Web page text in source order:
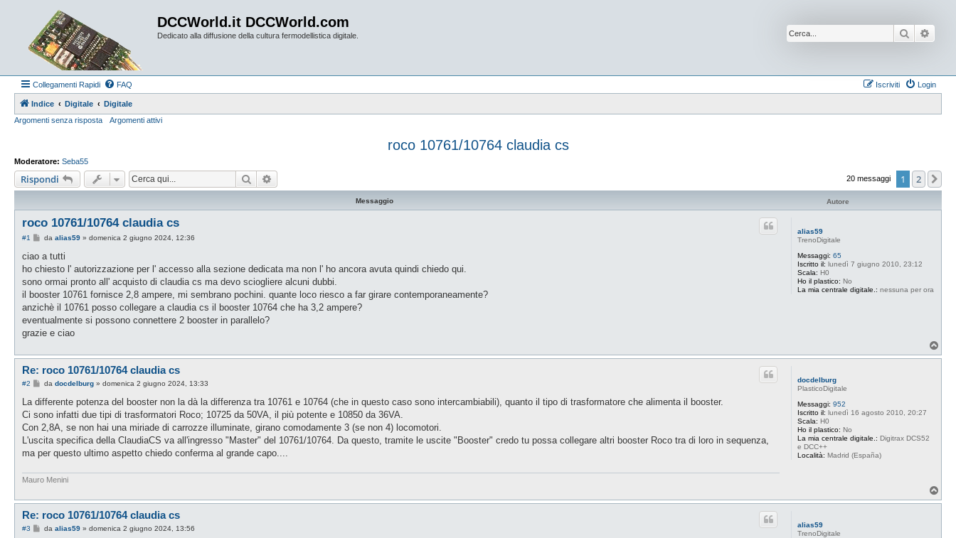
DCCWorld.it DCCWorld.com
Dedicato alla diffusione della cultura fermodellistica digitale. Cerca
Collegamenti Rapidi FAQ Login
Iscriviti
Indice Digitale
Digitale
Argomenti senza risposta
Argomenti attivi
roco 10761/10764 claudia cs
Moderatore: Seba55
Rispondi Cerca 20 messaggi 1 2
Messaggio Autore
alias59
TrenoDigitale
Messaggi: 65
Iscritto il: lunedì 7 giugno 2010, 23:12
Scala: H0
Ho il plastico: No
La mia centrale digitale.: nessuna per ora
roco 10761/10764 claudia cs
#1
M
s
a
g
i
o
da alias59» domenica 2 giugno 2024, 12:36
ciao a tutti
ho chiesto l' autorizzazione per l' accesso alla sezione dedicata ma non l' ho ancora avuta quindi chiedo qui.
sono ormai pronto all' acquisto di claudia cs ma devo sciogliere alcuni dubbi.
il booster 10761 fornisce 2,8 ampere, mi sembrano pochini. quante loco riesco a far girare contemporaneamente?
anzichè il 10761 posso collegare a claudia cs il booster 10764 che ha 3,2 ampere?
eventualmente si possono connettere 2 booster in parallelo?
grazie e ciao
o
docdelburg
PlasticoDigitale
Messaggi: 952
Iscritto il: lunedì 16 agosto 2010, 20:27
Scala: H0
Ho il plastico: No
La mia centrale digitale.: Digitrax DCS52
e DCC++
Località: Madrid (España)
Re: roco 10761/10764 claudia cs
#2
M
s
a
g
i
o
da docdelburg» domenica 2 giugno 2024, 13:33
La differente potenza del booster non la dà la differenza tra 10761 e 10764 (che in questo caso sono intercambiabili), quanto il tipo di trasformatore che alimenta il booster.
Ci sono infatti due tipi di trasformatori Roco; 10725 da 50VA, il più potente e 10850 da 36VA.
Con 2,8A, se non hai una miriade di carrozze illuminate, girano comodamente 3 (se non 4) locomotori.
L'uscita specifica della ClaudiaCS va all'ingresso "Master" del 10761/10764. Da questo, tramite le uscite "Booster" credo tu possa collegare altri booster Roco tra di loro in sequenza,
ma per questo ultimo aspetto chiedo conferma al grande capo....
Mauro Menini
o
alias59
TrenoDigitale
Re: roco 10761/10764 claudia cs
#3
Mda alias59» domenica 2 giugno 2024, 13:56